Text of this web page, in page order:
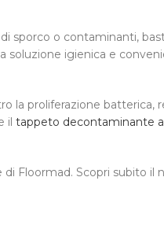
sporco o contaminanti,
soluzione igienica e
la proliferazione batterica,
il tappeto decontaminante
Floormad. Scopri subito il